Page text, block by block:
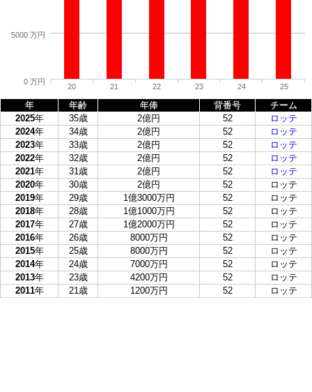
20 21 22 23 24 25
0 万円
5000 万円
年 年齢 年俸 背番号
チーム
2025年 35歳 2億円 52
ロッテ
2024年 34歳 2億円 52
ロッテ
2023年 33歳 2億円 52
ロッテ
2022年 32歳 2億円 52
ロッテ
2021年 31歳 2億円 52
ロッテ
2020年 30歳 2億円 52
ロッテ
2019年 29歳 1億3000万円 52
ロッテ
2018年 28歳 1億1000万円 52
ロッテ
2017年 27歳 1億2000万円 52
ロッテ
2016年 26歳 8000万円 52
ロッテ
2015年 25歳 8000万円 52
ロッテ
2014年 24歳 7000万円 52
ロッテ
2013年 23歳 4200万円 52
ロッテ
2011年 21歳 1200万円 52 ロッテ